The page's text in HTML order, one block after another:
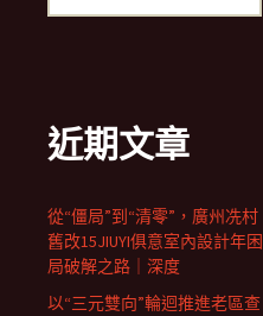
近期文章
從“僵局”到“清零”，廣州冼村
舊改15JIUYI俱意室內設計年困
局破解之路｜深度
以“三元雙向”輪迴推進老區查